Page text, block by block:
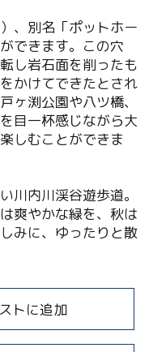
、別名「ポットホー
できます。この穴
し岩石面を削ったも
かけてできたとされ
ヶ渕公園や八ツ橋、
目一杯感じながら大
しむことができま
川内川渓谷遊歩道。
爽やかな緑を、秋は
みに、ゆったりと散
トに追加